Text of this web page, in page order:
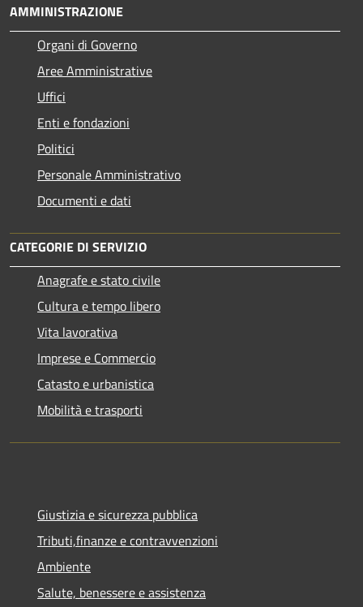
AMMINISTRAZIONE
Organi di Governo
Aree Amministrative
Uffici
Enti e fondazioni
Politici
Personale Amministrativo
Documenti e dati
CATEGORIE DI SERVIZIO
Anagrafe e stato civile
Cultura e tempo libero
Vita lavorativa
Imprese e Commercio
Catasto e urbanistica
Mobilità e trasporti
Giustizia e sicurezza pubblica
Tributi,finanze e contravvenzioni
Ambiente
Salute, benessere e assistenza